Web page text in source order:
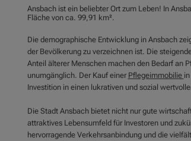
Ansbach ist ein beliebter Ort zum Leben! In
Fläche von ca. 99,91 km².
Die demographische Entwicklung in Ansbach
der Bevölkerung zu verzeichnen ist. Die
Anteil älterer Menschen machen den Bedarf an
unumgänglich. Der Kauf einer Pflegeimmobilie
Investition in einen lukrativen und sozial
Die Stadt Ansbach bietet nicht nur gute
attraktives Lebensumfeld für Investoren und
hervorragende Verkehrsanbindung und die